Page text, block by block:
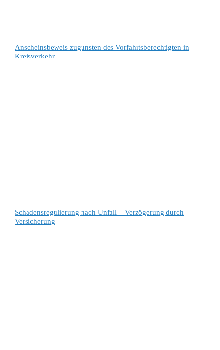
Anscheinsbeweis zugunsten des Vorfahrtsberechtigten in
Kreisverkehr
Schadensregulierung nach Unfall – Verzögerung durch
Versicherung